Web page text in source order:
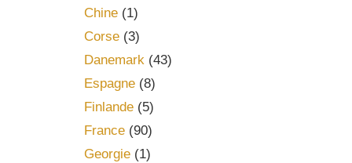
Chine(1)
Corse(3)
Danemark(43)
Espagne(8)
Finlande(5)
France(90)
Georgie(1)